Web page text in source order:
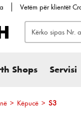
kryesor
Vetëm për klientët
Shops Servisi
> Këpucë > S3